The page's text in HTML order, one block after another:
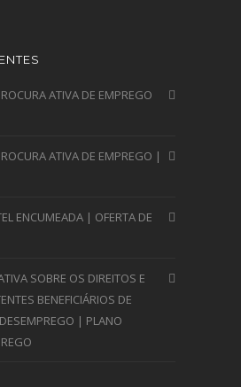
ATIVA DE EMPREGO
ATIVA DE EMPREGO |
ENCUMEADA | OFERTA DE
SOBRE OS DIREITOS E
BENEFICIÁRIOS DE
| PLANO